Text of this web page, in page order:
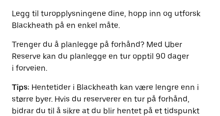
Legg til turopplysningene dine, hopp inn og utforsk
Blackheath på en enkel måte.
Trenger du å planlegge på forhånd? Med Uber
Reserve kan du planlegge en tur opptil 90 dager
i forveien.
Tips: Hentetider i Blackheath kan være lengre enn i
større byer. Hvis du reserverer en tur på forhånd,
bidrar du til å sikre at du blir hentet på et tidspunkt